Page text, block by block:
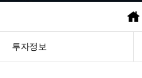
투자정보